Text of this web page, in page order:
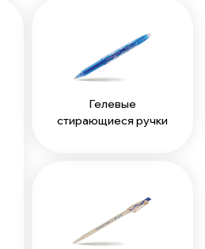
Гелевые
стирающиеся ручки